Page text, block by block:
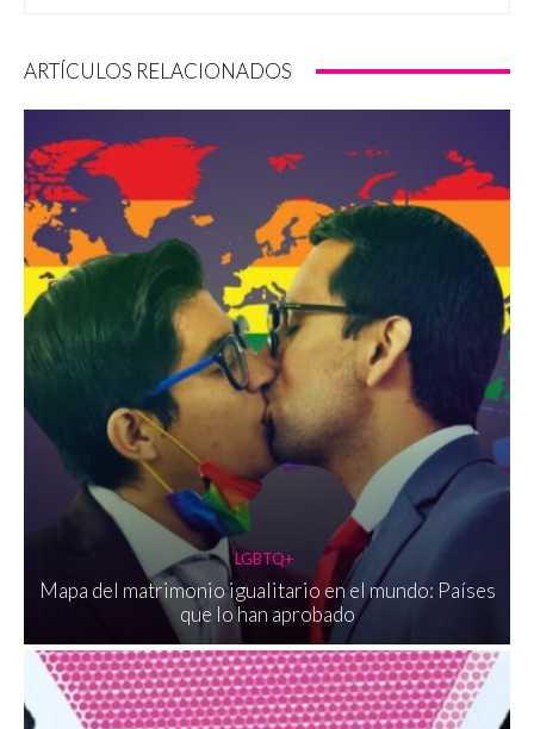
ARTÍCULOS RELACIONADOS
LGBTQ+
Mapa del matrimonio igualitario en el mundo: Países
que lo han aprobado